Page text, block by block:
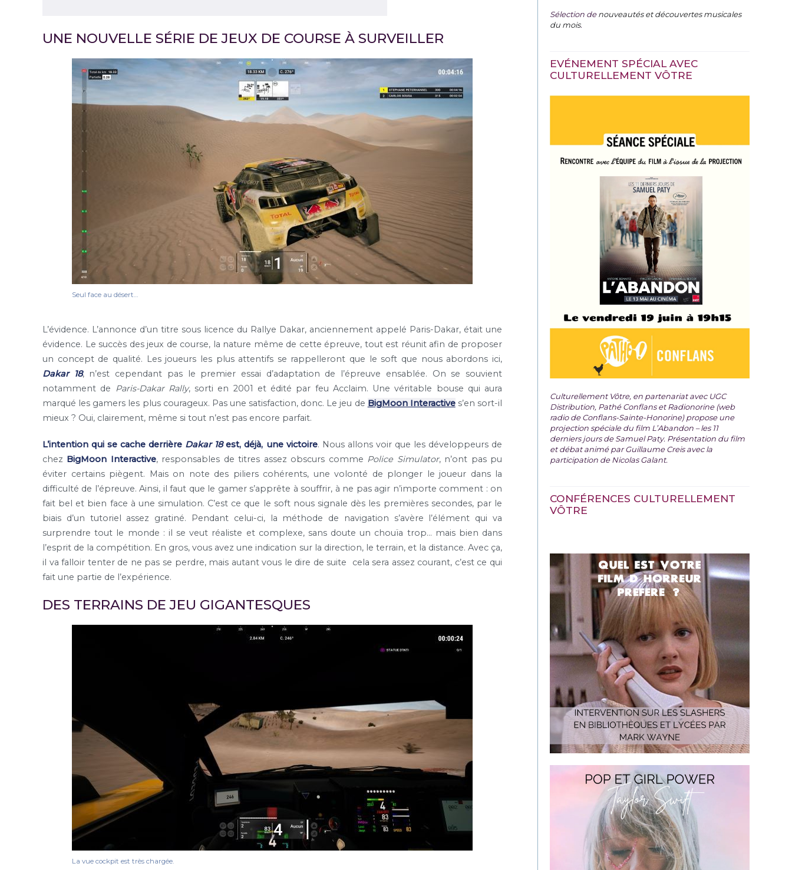
UNE NOUVELLE SÉRIE DE JEUX DE COURSE À SURVEILLER
Seul face au désert…
L’évidence. L’annonce d’un titre sous licence du Rallye Dakar, anciennement appelé Paris-Dakar, était une
évidence. Le succès des jeux de course, la nature même de cette épreuve, tout est réunit afin de proposer
un concept de qualité. Les joueurs les plus attentifs se rappelleront que le soft que nous abordons ici,
Dakar 18, n’est cependant pas le premier essai d’adaptation de l’épreuve ensablée. On se souvient
notamment de Paris-Dakar Rally, sorti en 2001 et édité par feu Acclaim. Une véritable bouse qui aura
marqué les gamers les plus courageux. Pas une satisfaction, donc. Le jeu de BigMoon Interactives’en sort-il
mieux ? Oui, clairement, même si tout n’est pas encore parfait.
L’intention qui se cache derrière Dakar 18est, déjà, une victoire. Nous allons voir que les développeurs de
chez BigMoon Interactive, responsables de titres assez obscurs comme Police Simulator, n’ont pas pu
éviter certains piègent. Mais on note des piliers cohérents, une volonté de plonger le joueur dans la
difficulté de l’épreuve. Ainsi, il faut que le gamer s’apprête à souffrir, à ne pas agir n’importe comment : on
fait bel et bien face à une simulation. C’est ce que le soft nous signale dès les premières secondes, par le
biais d’un tutoriel assez gratiné. Pendant celui-ci, la méthode de navigation s’avère l’élément qui va
surprendre tout le monde : il se veut réaliste et complexe, sans doute un chouïa trop… mais bien dans
l’esprit de la compétition. En gros, vous avez une indication sur la direction, le terrain, et la distance. Avec ça,
il va falloir tenter de ne pas se perdre, mais autant vous le dire de suite cela sera assez courant, c’est ce qui
fait une partie de l’expérience.
DES TERRAINS DE JEU GIGANTESQUES
La vue cockpit est très chargée.
Sélection denouveautés et découvertes musicales
du mois.
EVÉNEMENT SPÉCIAL AVEC
CULTURELLEMENT VÔTRE
Culturellement Vôtre, en partenariat avec UGC
Distribution, Pathé Conflans et Radionorine (web
radio de Conflans-Sainte-Honorine) propose une
projection spéciale du film L’Abandon – les 11
derniers jours de Samuel Paty. Présentation du film
et débat animé par Guillaume Creis avec la
participation de Nicolas Galant.
CONFÉRENCES CULTURELLEMENT
VÔTRE